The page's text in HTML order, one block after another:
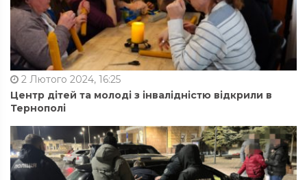
2 Лютого 2024, 16:25
Центр дітей та молоді з інвалідністю відкрили в
Тернополі